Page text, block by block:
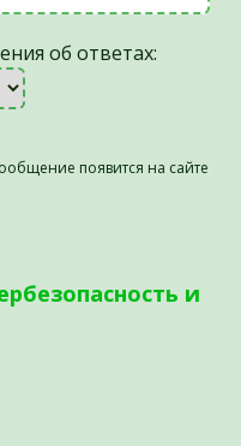
об ответах:
появится на сайте
и